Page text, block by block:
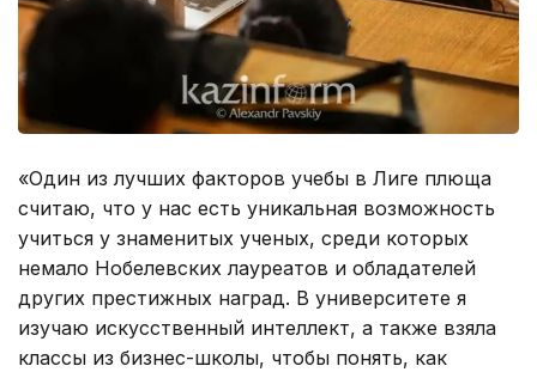
«Один из лучших факторов учебы в Лиге плюща
считаю, что у нас есть уникальная возможность
учиться у знаменитых ученых, среди которых
немало Нобелевских лауреатов и обладателей
других престижных наград. В университете я
изучаю искусственный интеллект, а также взяла
классы из бизнес-школы, чтобы понять, как